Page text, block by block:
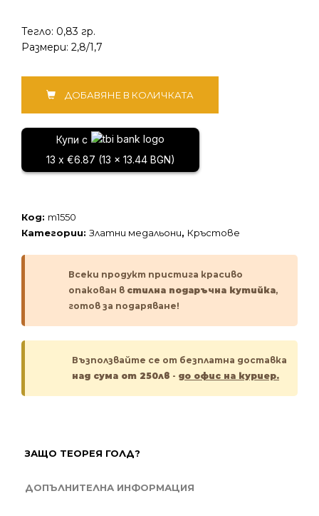
Тегло: 0,83 гр.
Размери: 2,8/1,7
Златен
медальон
ДОБАВЯНЕ В КОЛИЧКАТА
Купи с
13 x €6.87 (13 x 13.44 BGN)
Код: m1550
Категории: Златни медальони, Кръстове
Всеки продукт пристига красиво
опакован в стилна подаръчна кутийка,
готов за подаряване!
Възползвайте се от безплатна доставка
над сума от 250лв - до офис на куриер.
ЗАЩО ТЕОРЕЯ ГОЛД?
ДОПЪЛНИТЕЛНА ИНФОРМАЦИЯ